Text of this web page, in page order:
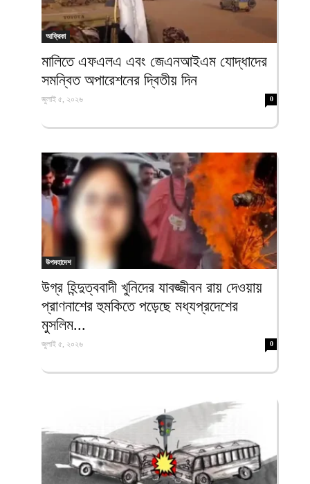
আফ্রিকা
মালিতে এফএলএ এবং জেএনআইএম যোদ্ধাদের
সমন্বিত অপারেশনের দ্বিতীয় দিন
জুলাই ৫, ২০২৬ 0
উপমহাদেশ
উগ্র হিন্দুত্ববাদী খুনিদের যাবজ্জীবন রায় দেওয়ায়
প্রাণনাশের হুমকিতে পড়েছে মধ্যপ্রদেশের
মুসলিম...
জুলাই ৫, ২০২৬ 0